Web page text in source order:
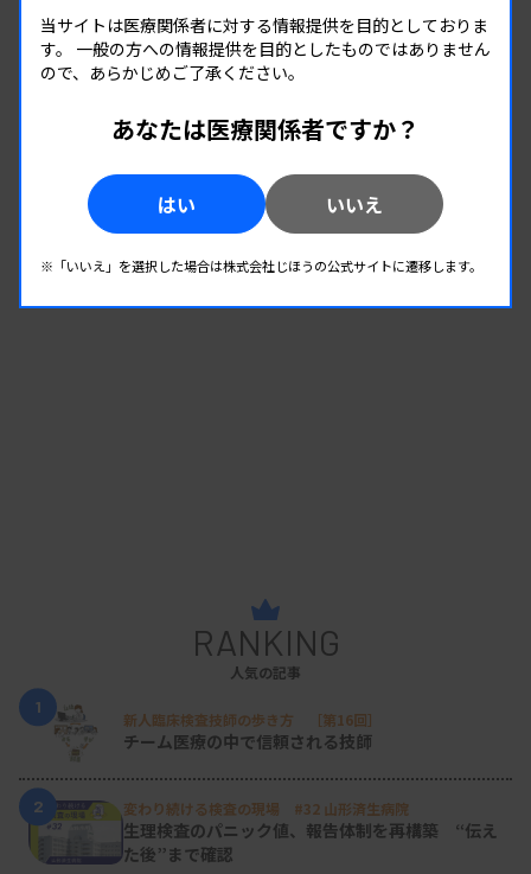
08.22 - 08.22
2026年度第1回北信支部学習会
開催場所 : 長野県
微生物
RANKING
人気の記事
1
新人臨床検査技師の歩き方 ［第16回］
チーム医療の中で信頼される技師
2 変わり続ける検査の現場 #32 山形済生病院
生理検査のパニック値、報告体制を再構築 “伝え
た後”まで確認
当サイトは医療関係者に対する情報提供を目的としておりま
す。 一般の方への情報提供を目的としたものではありません
ので、あらかじめご了承ください。
あなたは医療関係者ですか？
はい いいえ
※「いいえ」を選択した場合は株式会社じほうの公式サイトに遷移します。